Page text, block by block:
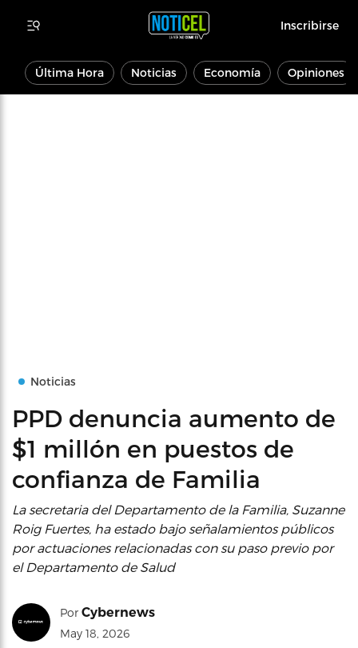
Inscribirse
Última Hora Noticias Economía Opiniones
Noticias
PPD denuncia aumento de
$1 millón en puestos de
confianza de Familia
La secretaria del Departamento de la Familia, Suzanne
Roig Fuertes, ha estado bajo señalamientos públicos
por actuaciones relacionadas con su paso previo por
el Departamento de Salud
Por Cybernews
May 18, 2026